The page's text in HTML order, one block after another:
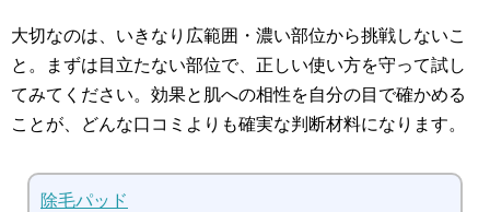
大切なのは、いきなり広範囲・濃い部位から挑戦しないこ
と。まずは目立たない部位で、正しい使い方を守って試し
てみてください。効果と肌への相性を自分の目で確かめる
ことが、どんな口コミよりも確実な判断材料になります。
除毛パッド